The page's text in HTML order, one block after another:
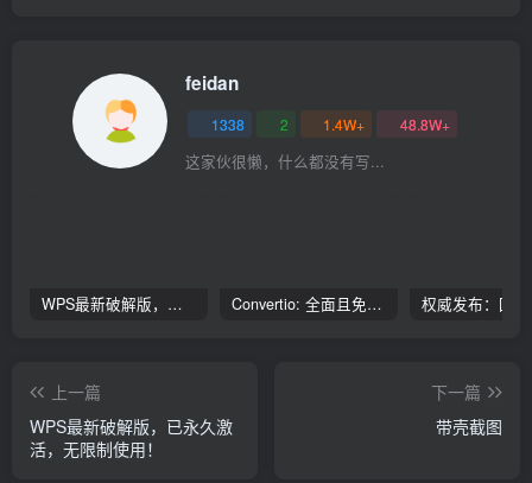
feidan
1338 2 1.4W+ 48.8W+
这家伙很懒，什么都没有写...
WPS最新破解版，已永久激活，无限制使用！ Convertio: 全面且免费的在线文件转换工具
上一篇
WPS最新破解版，已永久激
活，无限制使用！
下一篇
带壳截图